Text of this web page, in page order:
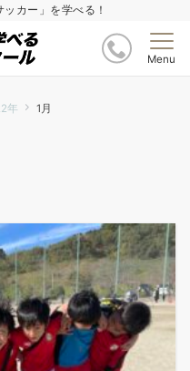
カー」を学べる！
Menu
年 1月